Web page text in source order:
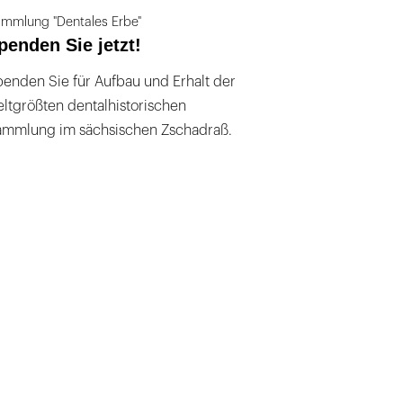
"Dentales Erbe"
Sie jetzt!
Sie für Aufbau und Erhalt der
dentalhistorischen
im sächsischen Zschadraß.